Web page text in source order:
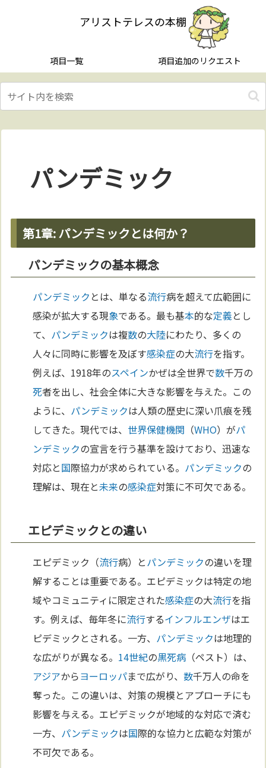
アリストテレスの本棚
項目一覧 項目追加のリクエスト
パンデミック
第1章: パンデミックとは何か？
パンデミックの基本概念
パンデミック とは、単なる流行病を超えて広範囲に
感染が拡大する現象である。最も基本的な定義とし
て、 パンデミックは複数の大陸にわたり、多くの
人々に同時に影響を及ぼす感染症の大流行を指す。
例えば、1918年のスペインかぜは全世界で数千万の
死者を出し、社会全体に大きな影響を与えた。この
ように、 パンデミックは人類の歴史に深い爪痕を残
してきた。現代では、 世界保健機関 （WHO）がパ
ンデミックの宣言を行う基準を設けており、迅速な
対応と国際協力が求められている。 パンデミックの
理解は、現在と未来の感染症対策に不可欠である。
エピデミックとの違い
エピデミック（流行病）と パンデミックの違いを理
解することは重要である。エピデミックは特定の地
域やコミュニティに限定された感染症の大流行を指
す。例えば、毎年冬に流行するインフルエンザはエ
ピデミックとされる。一方、 パンデミックは地理的
な広がりが異なる。 14世紀の黒死病 （ペスト）は、
アジアからヨーロッパまで広がり、数千万人の命を
奪った。この違いは、対策の規模とアプローチにも
影響を与える。エピデミックが地域的な対応で済む
一方、 パンデミックは国際的な協力と広範な対策が
不可欠である。